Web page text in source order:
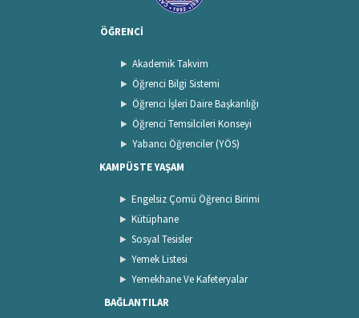
ÖĞRENCİ
Akademik Takvim
Öğrenci Bilgi Sistemi
Öğrenci İşleri Daire Başkanlığı
Öğrenci Temsilcileri Konseyi
Yabancı Öğrenciler (YÖS)
KAMPÜSTE YAŞAM
Engelsiz Çomü Öğrenci Birimi
Kütüphane
Sosyal Tesisler
Yemek Listesi
Yemekhane Ve Kafeteryalar
BAĞLANTILAR